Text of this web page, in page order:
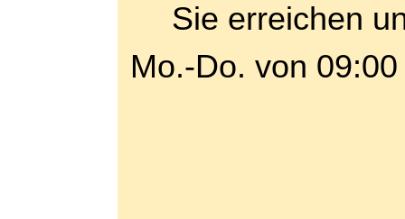
Sie erreichen
Mo.-Do. von